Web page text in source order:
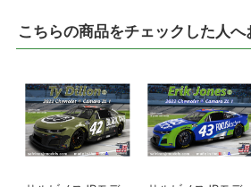
こちらの商品をチェックした人